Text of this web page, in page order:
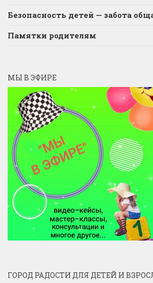
Безопасность детей — забота
Памятки родителям
МЫ В ЭФИРЕ
ГОРОД РАДОСТИ ДЛЯ ДЕТЕЙ И